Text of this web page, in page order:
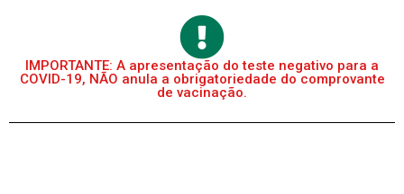
IMPORTANTE: A apresentação do teste negativo para a
COVID-19, NÃO anula a obrigatoriedade do comprovante
de vacinação.